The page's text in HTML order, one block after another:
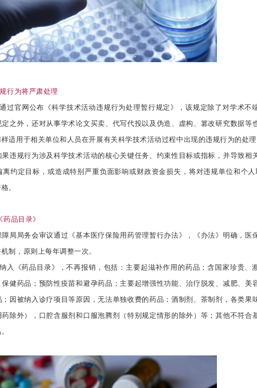
行为将严肃处理
官网公布《科学技术活动违规行为处理暂行规定》，该规定除了对学术不
之外，还对从事学术论文买卖、代写代投以及伪造、虚构、篡改研究数据等
适用于相关单位和人员在开展有关科学技术活动过程中出现的违规行为的处
规行为涉及科学技术活动的核心关键任务、约束性目标或指标，并导致相
离约定目标，或造成特别严重负面影响或财政资金损失，将对违规单位和个人
。
品目录》
局务会审议通过《基本医疗保险用药管理暂行办法》，《办法》明确，医
制，原则上每年调整一次。
《药品目录》，不再报销，包括：主要起滋补作用的药品；含国家珍贵、
健药品；预防性疫苗和避孕药品；主要起增强性功能、治疗脱发、减肥、美
因被纳入诊疗项目等原因，无法单独收费的药品；酒制剂、茶制剂，各类果
药除外），口腔含服剂和口服泡腾剂（特别规定情形的除外）等；其他不符合